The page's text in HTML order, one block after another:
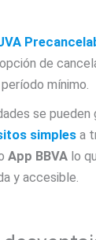
de
mínimo.
se pueden
simples a
App BBVAlo
y accesible.